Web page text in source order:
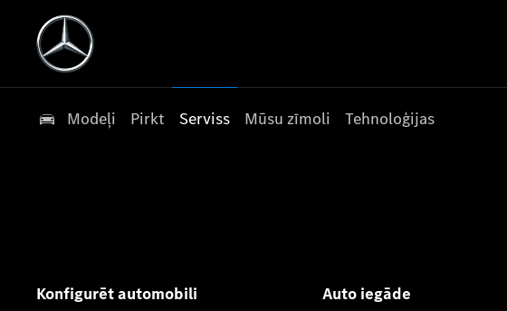
Modeļi Pirkt Serviss Mūsu zīmoli Tehnoloģijas
Konfigurēt automobili Auto iegāde